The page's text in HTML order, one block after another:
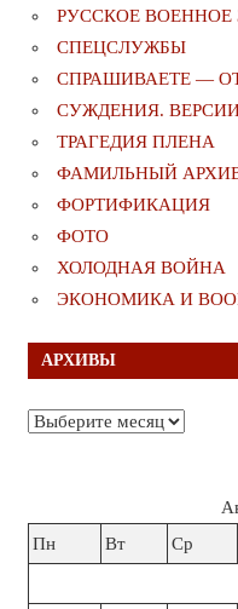
РУССКОЕ ВОЕННОЕ
СПЕЦСЛУЖБЫ
СПРАШИВАЕТЕ —
СУЖДЕНИЯ.
ТРАГЕДИЯ ПЛЕНА
ФАМИЛЬНЫЙ
ФОРТИФИКАЦИЯ
ФОТО
ХОЛОДНАЯ ВОЙНА
ЭКОНОМИКА И
АРХИВЫ
Архивы
Пн
Вт Ср